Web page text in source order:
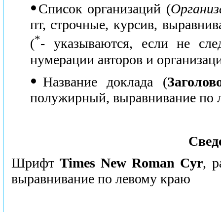
● Список организаций (
пт, строчные, курсив,
(*- указываются, если не
нумерации авторов и
●Название доклада (
полужирный, выравнивание по
ШрифтTimes New Roman Cyr,
выравнивание по левому краю